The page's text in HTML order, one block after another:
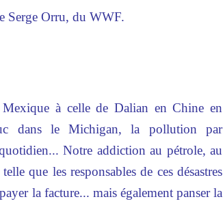
Serge Orru, du WWF.
à celle de Dalian en Chine en
dans le Michigan, la pollution par
Notre addiction au pétrole, au
que les responsables de ces désastres
la facture... mais également panser la